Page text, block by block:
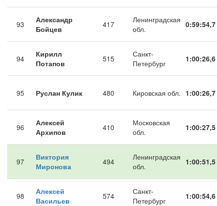
93
Александр
Бойцев
417
Ленинградская
обл.
0:59:54,7
94
Кирилл
Потапов
515
Санкт-
Петербург
1:00:26,6
95 Руслан Кулик 480 Кировская обл. 1:00:26,7
96
Алексей
Архипов
410
Московская
обл.
1:00:27,5
97
Виктория
Миронова
494
Ленинградская
обл.
1:00:51,5
98
Алексей
Васильев
574
Санкт-
Петербург
1:00:54,6